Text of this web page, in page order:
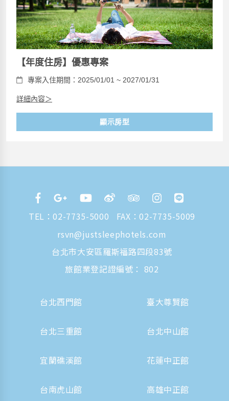
【年度住房】優惠專案
專案入住期間：2025/01/01 ~ 2027/01/31
詳細內容＞
顯示房型
TEL：02-7735-5000
FAX：02-7735-5009
rsvn@justsleephotels.com
台北市大安區羅斯福路四段83號
旅館業登記證編號： 802
台北西門館 臺大尊賢館
台北三重館 台北中山館
宜蘭礁溪館 花蓮中正館
台南虎山館 高雄中正館